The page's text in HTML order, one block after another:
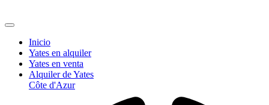
Inicio
Yates en alquiler
Yates en venta
Alquiler de Yates
Côte d'Azur